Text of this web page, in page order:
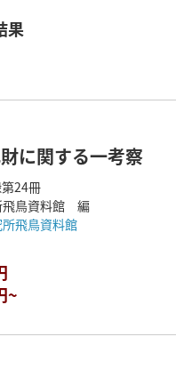
果
に関する一考察
24冊
飛鳥資料館 編
飛鳥資料館
~